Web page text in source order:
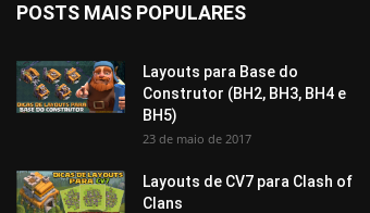
POSTS MAIS POPULARES
Layouts para Base do
Construtor (BH2, BH3, BH4 e
BH5)
23 de maio de 2017
Layouts de CV7 para Clash of
Clans